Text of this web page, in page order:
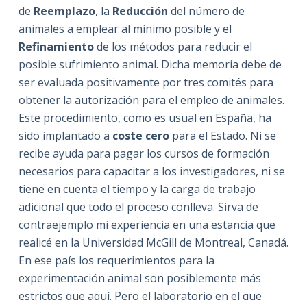
de Reemplazo, la Reducción del número de
animales a emplear al mínimo posible y el
Refinamientode los métodos para reducir el
posible sufrimiento animal. Dicha memoria debe de
ser evaluada positivamente por tres comités para
obtener la autorización para el empleo de animales.
Este procedimiento, como es usual en España, ha
sido implantado a coste cero para el Estado. Ni se
recibe ayuda para pagar los cursos de formación
necesarios para capacitar a los investigadores, ni se
tiene en cuenta el tiempo y la carga de trabajo
adicional que todo el proceso conlleva. Sirva de
contraejemplo mi experiencia en una estancia que
realicé en la Universidad McGill de Montreal, Canadá.
En ese país los requerimientos para la
experimentación animal son posiblemente más
estrictos que aquí. Pero el laboratorio en el que